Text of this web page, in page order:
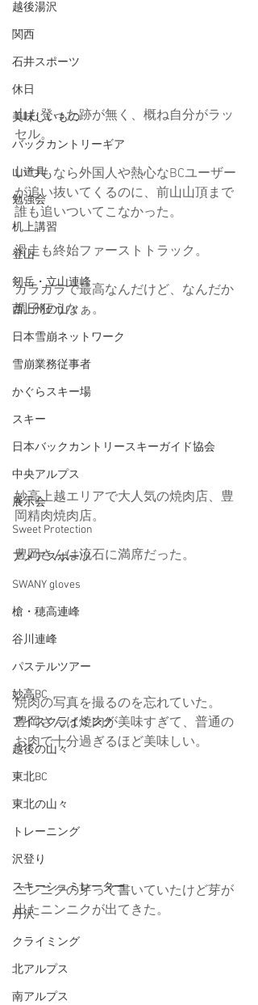
越後湯沢
関西
石井スポーツ
休日
美味しいもの
バックカントリーギア
山道具
勉強会
机上講習
登山
剱岳・立山連峰
西上州の山々
日本雪崩ネットワーク
雪崩業務従事者
かぐらスキー場
スキー
日本バックカントリースキーガイド協会
中央アルプス
展示会
Sweet Protection
アメアスポーツ
SWANY gloves
槍・穂高連峰
谷川連峰
パステルツアー
妙高BC
アイスクライミング
越後の山々
東北BC
東北の山々
トレーニング
沢登り
スキーシュミレーター
丹沢
クライミング
北アルプス
南アルプス
山も登った跡が無く、概ね自分がラッ
セル。
いつもなら外国人や熱心なBCユーザー
が追い抜いてくるのに、前山山頂まで
誰も追いついてこなかった。
滑走も終始ファーストトラック。
ガラガラで最高なんだけど、なんだか
調子狂うなぁ。
妙高上越エリアで大人気の焼肉店、豊
岡精肉焼肉店。
豊岡さんは流石に満席だった。
焼肉の写真を撮るのを忘れていた。
豊岡さんは焼肉が美味すぎて、普通の
お肉で十分過ぎるほど美味しい。
ニンニクの芽って書いていたけど芽が
出たニンニクが出てきた。